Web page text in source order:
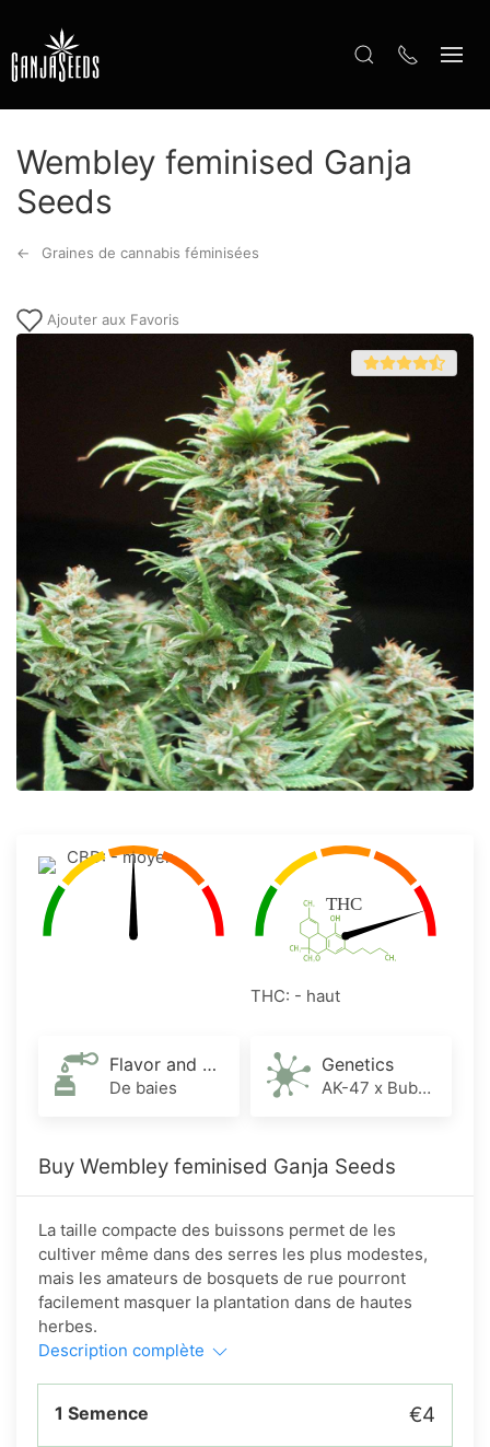
Wembley feminised Ganja
Seeds
Graines de cannabis féminisées
Ajouter aux Favoris
CBD: - moyen
THC: - haut
Flavor and Aroma
De baies
Genetics
AK-47 x Bubble Gum
Buy Wembley feminised Ganja Seeds
La taille compacte des buissons permet de les
cultiver même dans des serres les plus modestes,
mais les amateurs de bosquets de rue pourront
facilement masquer la plantation dans de hautes
herbes.
Description complète
1 Semence €4